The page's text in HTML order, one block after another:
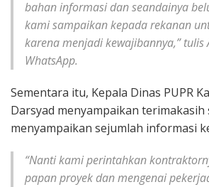
bahan informasi dan seandainya
kami sampaikan kepada rekanan
karena menjadi kewajibannya,”
WhatsApp.
Sementara itu, Kepala Dinas PUPR
Darsyad menyampaikan terimakasih
menyampaikan sejumlah informasi
“Nanti kami perintahkan
papan proyek dan mengenai